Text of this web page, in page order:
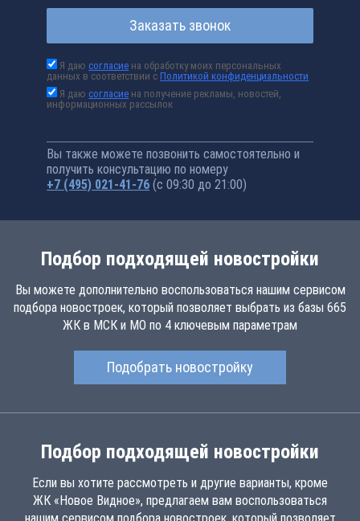
Заказать звонок
Я даюсогласие на обработку моих персональных
данных в соответствии сПолитикой конфиденциальности
Я даюсогласие на получение рекламы, новостей,
информационных рассылок
Вы также можете позвонить самостоятельно и
получить консультацию по номеру
+7 (495) 021-41-76 (с 09:30 до 21:00)
Подбор подходящей новостройки
Вы можете дополнительно воспользоваться нашим сервисом
подбора новостроек, который позволяет выбрать из базы 665
ЖК в МСК и МО по 4 ключевым параметрам
Подобрать новостройку
Подбор подходящей новостройки
Если вы хотите рассмотреть и другие варианты, кроме
ЖК «Новое Видное», предлагаем вам воспользоваться